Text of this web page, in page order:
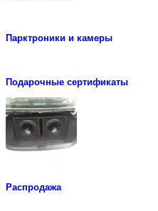
Парктроники и камеры
Подарочные сертификаты
Распродажа